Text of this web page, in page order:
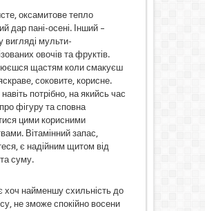
оксамитове тепло
дар пані-осені. Інший –
вигляді мульти-
овочів та фруктів.
щастям коли смакуєш
соковите, корисне.
потрібно, на якийсь час
фігуру та сповна
цими корисними
Вітамінний запас,
є надійним щитом від
суму.
хоч найменшу схильність до
не зможе спокійно восени